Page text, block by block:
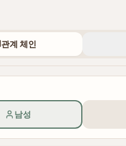
관계 체인
남성